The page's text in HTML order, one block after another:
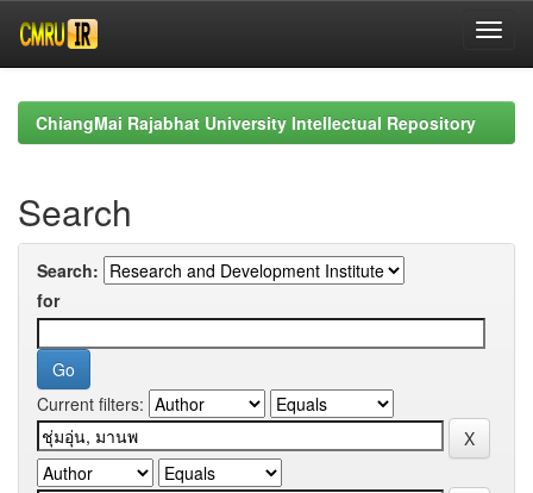
navigationChiangMai Rajabhat University Intellectual Repository
Search
Search:
for
Current filters: